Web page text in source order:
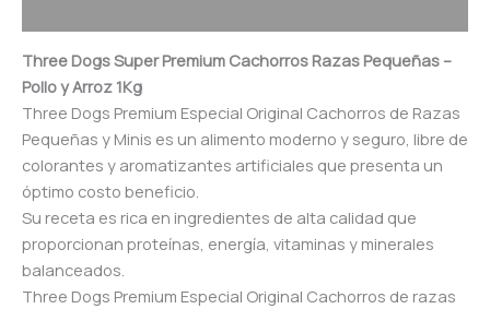
Three Dogs Super Premium Cachorros Razas Pequeñas –
Pollo y Arroz 1Kg
Three Dogs Premium Especial Original Cachorros de Razas
Pequeñas y Minis es un alimento moderno y seguro, libre de
colorantes y aromatizantes artificiales que presenta un
óptimo costo beneficio.
Su receta es rica en ingredientes de alta calidad que
proporcionan proteínas, energía, vitaminas y minerales
balanceados.
Three Dogs Premium Especial Original Cachorros de razas